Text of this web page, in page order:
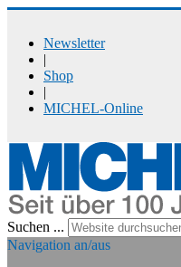
Newsletter
|
Shop
|
MICHEL-Online
Suchen ...
Navigation an/aus